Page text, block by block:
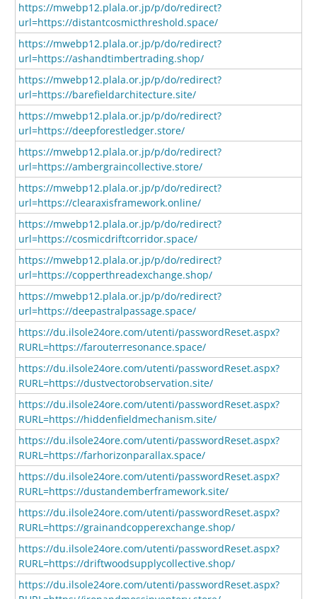
https://mwebp12.plala.or.jp/p/do/redirect?
url=https://distantcosmicthreshold.space/
https://mwebp12.plala.or.jp/p/do/redirect?
url=https://ashandtimbertrading.shop/
https://mwebp12.plala.or.jp/p/do/redirect?
url=https://barefieldarchitecture.site/
https://mwebp12.plala.or.jp/p/do/redirect?
url=https://deepforestledger.store/
https://mwebp12.plala.or.jp/p/do/redirect?
url=https://ambergraincollective.store/
https://mwebp12.plala.or.jp/p/do/redirect?
url=https://clearaxisframework.online/
https://mwebp12.plala.or.jp/p/do/redirect?
url=https://cosmicdriftcorridor.space/
https://mwebp12.plala.or.jp/p/do/redirect?
url=https://copperthreadexchange.shop/
https://mwebp12.plala.or.jp/p/do/redirect?
url=https://deepastralpassage.space/
https://du.ilsole24ore.com/utenti/passwordReset.aspx?
RURL=https://farouterresonance.space/
https://du.ilsole24ore.com/utenti/passwordReset.aspx?
RURL=https://dustvectorobservation.site/
https://du.ilsole24ore.com/utenti/passwordReset.aspx?
RURL=https://hiddenfieldmechanism.site/
https://du.ilsole24ore.com/utenti/passwordReset.aspx?
RURL=https://farhorizonparallax.space/
https://du.ilsole24ore.com/utenti/passwordReset.aspx?
RURL=https://dustandemberframework.site/
https://du.ilsole24ore.com/utenti/passwordReset.aspx?
RURL=https://grainandcopperexchange.shop/
https://du.ilsole24ore.com/utenti/passwordReset.aspx?
RURL=https://driftwoodsupplycollective.shop/
https://du.ilsole24ore.com/utenti/passwordReset.aspx?